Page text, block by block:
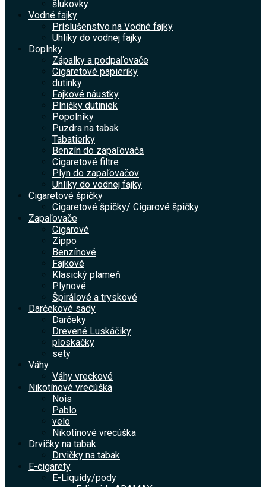
šlukovky
Vodné fajky
Príslušenstvo na Vodné fajky
Uhlíky do vodnej fajky
Doplnky
Zápalky a podpaľovače
Cigaretové papieriky
dutinky
Fajkové náustky
Plničky dutiniek
Popolníky
Puzdra na tabak
Tabatierky
Benzín do zapaľovača
Cigaretové filtre
Plyn do zapaľovačov
Uhlíky do vodnej fajky
Cigaretové špičky
Cigaretové špičky/ Cigarové špičky
Zapaľovače
Cigarové
Zippo
Benzínové
Fajkové
Klasický plameň
Plynové
Špirálové a tryskové
Darčekové sady
Darčeky
Drevené Luskáčiky
ploskačky
sety
Váhy
Váhy vreckové
Nikotínové vrecúška
Nois
Pablo
velo
Nikotínové vrecúška
Drvičky na tabak
Drvičky na tabak
E-cigarety
E-Liquidy/pody